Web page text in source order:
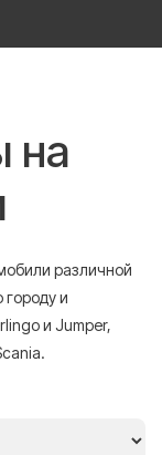
на
различной
и
и Jumper,